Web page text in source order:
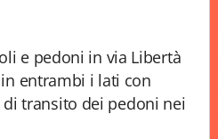
e pedoni in via Libertà
entrambi i lati con
transito dei pedoni nei